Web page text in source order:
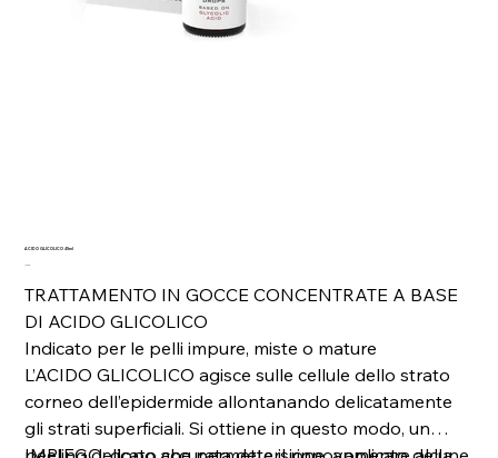
ACIDO GLICOLICO 45ml
Prezzo
TRATTAMENTO IN GOCCE CONCENTRATE A BASE
DI ACIDO GLICOLICO
Indicato per le pelli impure, miste o mature
L’ACIDO GLICOLICO agisce sulle cellule dello strato
corneo dell’epidermide allontanando delicatamente
gli strati superficiali. Si ottiene in questo modo, un